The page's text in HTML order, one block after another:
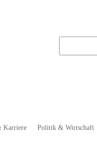
Karriere Politik & Wirtschaft